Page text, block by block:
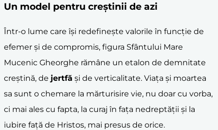
Un model pentru creștinii de azi
Într-o lume care își redefinește valorile în funcție de
efemer și de compromis, figura Sfântului Mare
Mucenic Gheorghe rămâne un etalon de demnitate
creștină, de jertfă și de verticalitate. Viața și moartea
sa sunt o chemare la mărturisire vie, nu doar cu vorba,
ci mai ales cu fapta, la curaj în fața nedreptății și la
iubire față de Hristos, mai presus de orice.